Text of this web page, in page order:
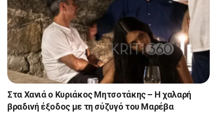
Στα Χανιά ο Κυριάκος Μητσοτάκης – Η χαλαρή
βραδινή έξοδος με τη σύζυγό του Μαρέβα